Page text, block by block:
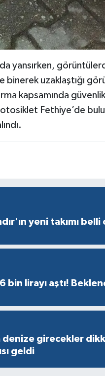
da yansırken,
uzaklaştığı
kapsamında
Fethiye’de
yeni takımı belli
bin lirayı aştı!
denize girecekler
geldi